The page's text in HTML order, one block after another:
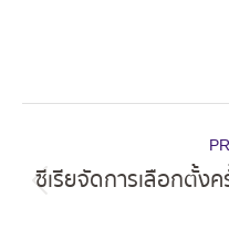
navigation
ซีเรียจัดการเลือกตั้ง